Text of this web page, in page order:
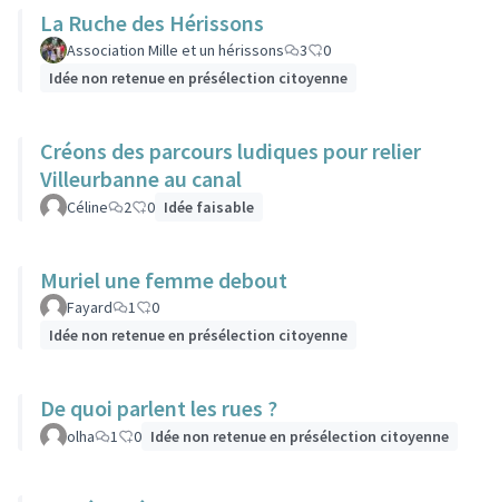
La Ruche des Hérissons
Association Mille et un hérissons 3
0
Idée non retenue en présélection citoyenne
Créons des parcours ludiques pour relier
Villeurbanne au canal
Céline 2 0 Idée faisable
Muriel une femme debout
Fayard 1
0
Idée non retenue en présélection citoyenne
De quoi parlent les rues ?
olha 1 0 Idée non retenue en présélection citoyenne